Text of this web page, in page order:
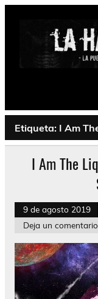
Saltar
Psychedelic,
Etiqueta: I Am
I Am The
9 de agosto 2019
Deja un comentario